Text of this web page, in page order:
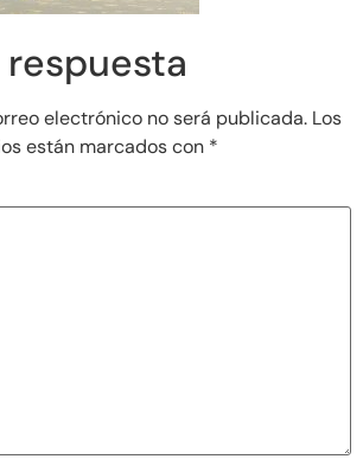
respuesta
electrónico no será publicada. Los
están marcados con *